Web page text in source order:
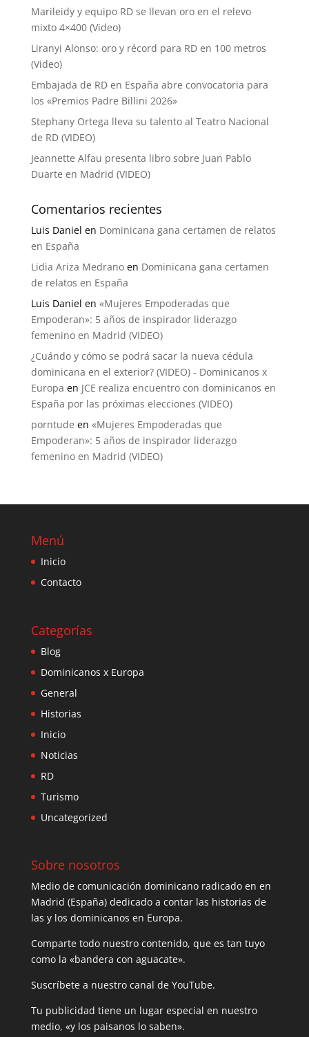
Marileidy y equipo RD se llevan oro en el relevo
mixto 4×400 (Video)
Liranyi Alonso: oro y récord para RD en 100 metros
(Video)
Embajada de RD en España abre convocatoria para
los «Premios Padre Billini 2026»
Stephany Ortega lleva su talento al Teatro Nacional
de RD (VIDEO)
Jeannette Alfau presenta libro sobre Juan Pablo
Duarte en Madrid (VIDEO)
Comentarios recientes
Luis Daniel en Dominicana gana certamen de relatos
en España
Lidia Ariza Medranoen Dominicana gana certamen
de relatos en España
Luis Daniel en «Mujeres Empoderadas que
Empoderan»: 5 años de inspirador liderazgo
femenino en Madrid (VIDEO)
¿Cuándo y cómo se podrá sacar la nueva cédula
dominicana en el exterior? (VIDEO) - Dominicanos x
Europa en JCE realiza encuentro con dominicanos en
España por las próximas elecciones (VIDEO)
porntude en «Mujeres Empoderadas que
Empoderan»: 5 años de inspirador liderazgo
femenino en Madrid (VIDEO)
Menú
Inicio
Contacto
Categorías
Blog
Dominicanos x Europa
General
Historias
Inicio
Noticias
RD
Turismo
Uncategorized
Sobre nosotros
Medio de comunicación dominicano radicado en en
Madrid (España) dedicado a contar las historias de
las y los dominicanos en Europa.
Comparte todo nuestro contenido, que es tan tuyo
como la «bandera con aguacate».
Suscríbete a nuestro canal de YouTube.
Tu publicidad tiene un lugar especial en nuestro
medio, «y los paisanos lo saben».